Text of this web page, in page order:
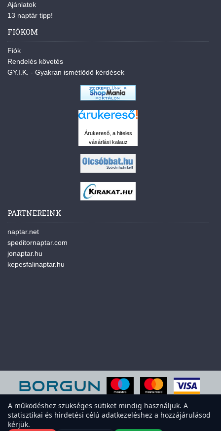
Ajánlatok
13 naptár tipp!
FIÓKOM
Fiók
Rendelés követés
GY.I.K. - Gyakran ismétlődő kérdések
Árukereső, a hiteles
vásárlási kalauz
PARTNEREINK
naptar.net
speditornaptar.com
jonaptar.hu
kepesfalinaptar.hu
A működéshez szükséges sütiket mindig használjuk. A
statisztikai és hirdetési célú adatkezeléshez a hozzájárulásod
kérjük.A weboldal sütiket használ a felhasználói élmény javítása érdekében.